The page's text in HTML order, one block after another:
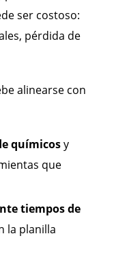
ser costoso:
pérdida de
alinearse con
químicosy
que
tiempos de
la planilla